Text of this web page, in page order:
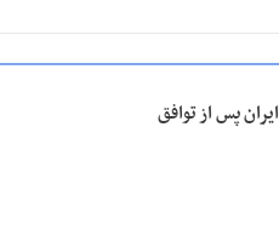
ایران پس از توافق